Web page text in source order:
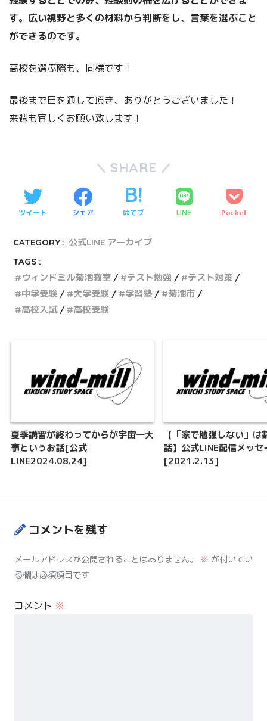
す。広い視野と多くの材料から判断をし、言葉を選ぶこと
ができるのです。
高校を選ぶ際も、同様です！
最後まで目を通して頂き、ありがとうございました！
来週も宜しくお願い致します！
SHARE
ツイート シェア はてブ LINE Pocket
CATEGORY : 公式LINE アーカイブ
TAGS :
ウィンドミル菊池教室
テスト勉強
テスト対策
中学受験
大学受験 学習塾
菊池市
高校入試
高校受験
夏季講習が終わってからが宇宙一大
事というお話[公式
LINE2024.08.24]
【「家で勉強しない」は
話】公式LINE配信メッセ
[2021.2.13]
コメントを残す
メールアドレスが公開されることはありません。 ※ が付いてい
る欄は必須項目です
コメント ※